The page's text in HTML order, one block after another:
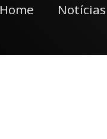
Home Notícias